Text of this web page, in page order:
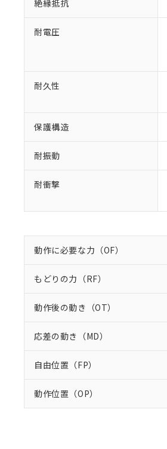
絶縁抵抗
耐電圧
耐久性
保護構造
耐振動
耐衝撃
動作に必要な力（OF）
もどりの力（RF）
動作後の動き（OT）
応差の動き（MD）
自由位置（FP）
動作位置（OP）